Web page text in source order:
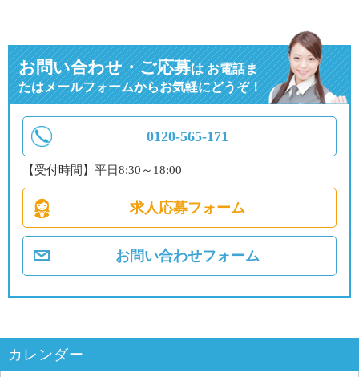
お問い合わせ・ご応募はお電話ま
たはメールフォームからお気軽にどうぞ！
0120-565-171
【受付時間】平日8:30～18:00
求人応募フォーム
お問い合わせフォーム
カレンダー